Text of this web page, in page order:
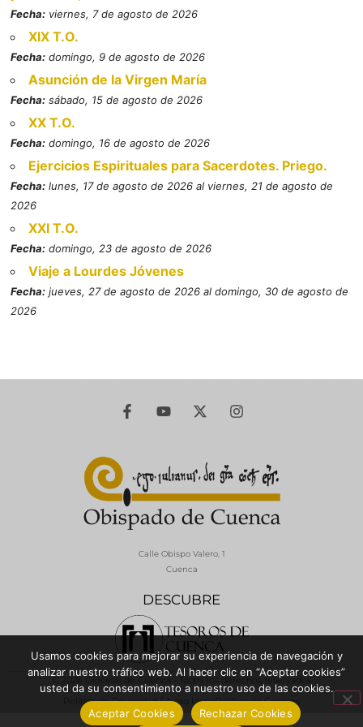
Fecha: viernes, 7 de agosto de 2026
XIX T.O.
Fecha: domingo, 9 de agosto de 2026
Asunción de la Virgen María
Fecha: sábado, 15 de agosto de 2026
XX T.O.
Fecha: domingo, 16 de agosto de 2026
Ejercicios Espirituales para Sacerdotes. Priego.
Fecha: lunes, 17 de agosto de 2026 al viernes, 21 de agosto de
2026
XXI T.O.
Fecha: domingo, 23 de agosto de 2026
Viaje a Lourdes Jóvenes
Fecha: jueves, 27 de agosto de 2026 al domingo, 30 de agosto de
2026
DESCUBRE
Calle Obispo Valero, 1
Cuenca
© 2026 Diócesis de Cuenca - Todos los derechos reservados
Política de Privacidad / Aviso LegalPolítica de Cookies
Usamos cookies para mejorar su experiencia de navegación y
analizar nuestro tráfico web. Al hacer clic en “Aceptar cookies”
usted da su consentimiento a nuestro uso de las cookies.
Aceptar Cookies
Rechazar Cookies